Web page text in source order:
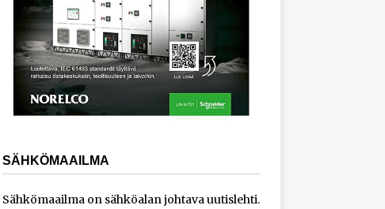
SÄHKÖMAAILMA
Sähkömaailma on sähköalan johtava uutislehti.